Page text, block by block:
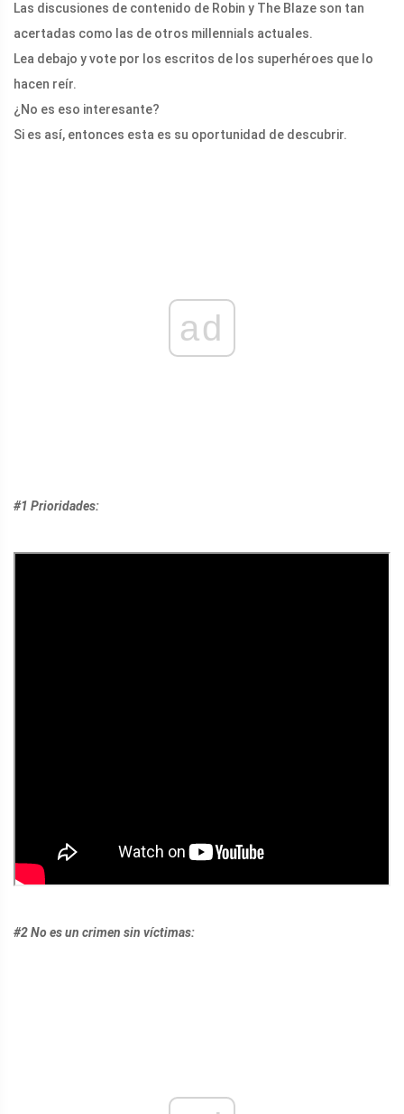
Las discusiones de contenido de Robin y The Blaze son tan
acertadas como las de otros millennials actuales.
Lea debajo y vote por los escritos de los superhéroes que lo
hacen reír.
¿No es eso interesante?
Si es así, entonces esta es su oportunidad de descubrir.
ad
#1 Prioridades:
#2 No es un crimen sin víctimas: